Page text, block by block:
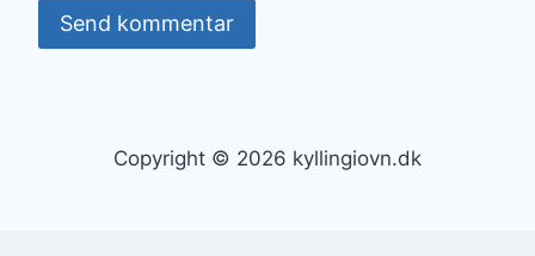
Copyright © 2026 kyllingiovn.dk